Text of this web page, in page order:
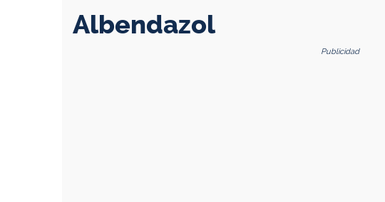
Albendazol
Publicidad